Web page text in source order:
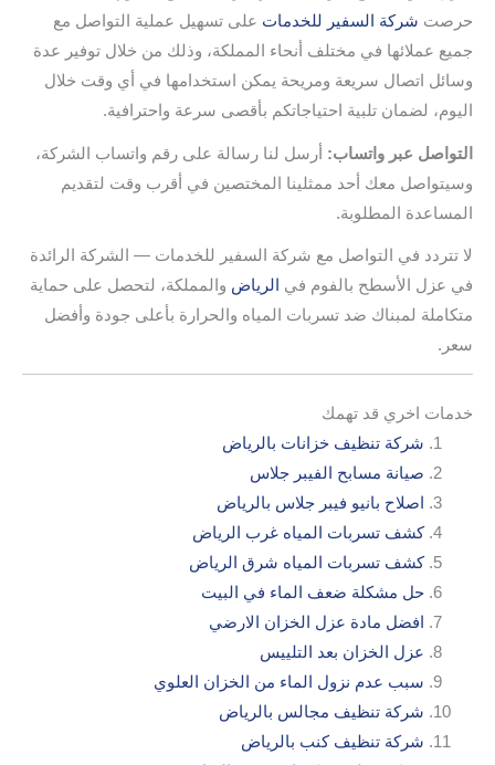
حرصت شركة السفير للخدمات على تسهيل عملية التواصل مع
جميع عملائها في مختلف أنحاء المملكة، وذلك من خلال توفير عدة
وسائل اتصال سريعة ومريحة يمكن استخدامها في أي وقت خلال
اليوم، لضمان تلبية احتياجاتكم بأقصى سرعة واحترافية.
التواصل عبر واتساب: أرسل لنا رسالة على رقم واتساب الشركة،
وسيتواصل معك أحد ممثلينا المختصين في أقرب وقت لتقديم
المساعدة المطلوبة.
لا تتردد في التواصل مع شركة السفير للخدمات — الشركة الرائدة
في عزل الأسطح بالفوم في
الرياض والمملكة، لتحصل على حماية
متكاملة لمبناك ضد تسربات المياه والحرارة بأعلى جودة وأفضل
سعر.
خدمات اخري قد تهمك
شركة تنظيف خزانات بالرياض
صيانة مسابح الفيبر جلاس
اصلاح بانيو فيبر جلاس بالرياض
كشف تسربات المياه غرب الرياض
كشف تسربات المياه شرق الرياض
حل مشكلة ضعف الماء في البيت
افضل مادة عزل الخزان الارضي
عزل الخزان بعد التلييس
سبب عدم نزول الماء من الخزان العلوي
شركة تنظيف مجالس بالرياض
شركة تنظيف كنب بالرياض